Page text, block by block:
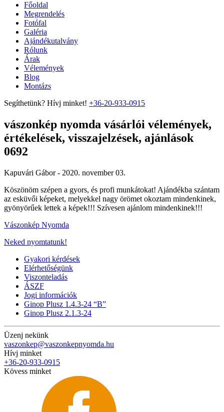
Főoldal
Megrendelés
Fotófal
Galéria
Ajándékutalvány
Rólunk
Árak
Vélemények
Blog
Montázs
Segíthetünk? Hívj minket! +36-20-933-0915
vászonkép nyomda vásárlói vélemények,
értékelések, visszajelzések, ajánlások
0692
Kapuvári Gábor - 2020. november 03.
Köszönöm szépen a gyors, és profi munkátokat! Ajándékba szántam
az esküvői képeket, melyekkel nagy örömet okoztam mindenkinek,
gyönyörűek lettek a képek!!! Szívesen ajánlom mindenkinek!!!
Vászonkép Nyomda
Neked nyomtatunk!
Gyakori kérdések
Elérhetőségünk
Viszonteladás
ÁSZF
Jogi információk
Ginop Plusz 1.4.3-24 “B”
Ginop Plusz 2.1.3-24
Üzenj nekünk
vaszonkep@vaszonkepnyomda.hu
Hívj minket
+36-20-933-0915
Kövess minket